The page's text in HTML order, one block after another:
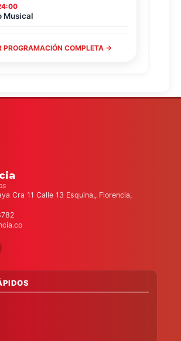
Musical
PROGRAMACIÓN COMPLETA →
Cra 11 Calle 13 Esquina,, Florencia,